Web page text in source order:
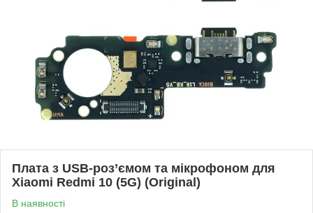
Плата з USB-роз’ємом та мікрофоном для
Xiaomi Redmi 10 (5G) (Original)
В наявності